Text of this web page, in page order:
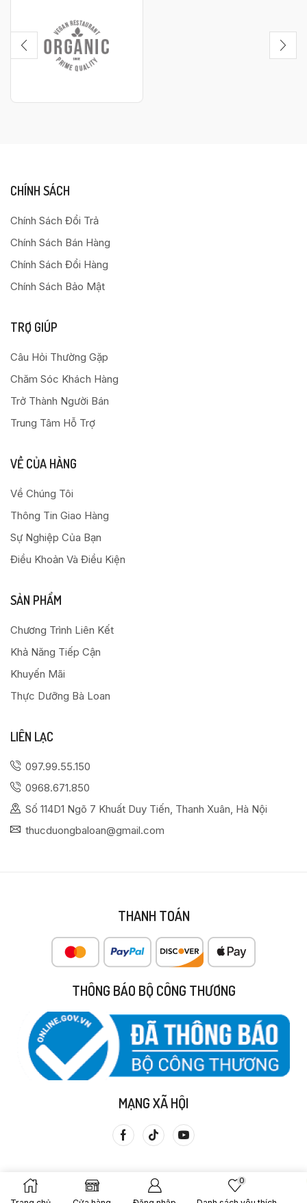
0
CHÍNH SÁCH
Chính Sách Đổi Trả
Chính Sách Bán Hàng
Chính Sách Đổi Hàng
Chính Sách Bảo Mật
TRỢ GIÚP
Câu Hỏi Thường Gặp
Chăm Sóc Khách Hàng
Trở Thành Người Bán
Trung Tâm Hỗ Trợ
VỀ CỦA HÀNG
Về Chúng Tôi
Thông Tin Giao Hàng
Sự Nghiệp Của Bạn
Điều Khoản Và Điều Kiện
SẢN PHẨM
Chương Trình Liên Kết
Khả Năng Tiếp Cận
Khuyến Mãi
Thực Dưỡng Bà Loan
LIÊN LẠC
097.99.55.150
0968.671.850
Số 114D1 Ngõ 7 Khuất Duy Tiến, Thanh Xuân, Hà Nội
thucduongbaloan@gmail.com
THANH TOÁN
THÔNG BÁO BỘ CÔNG THƯƠNG
MẠNG XÃ HỘI